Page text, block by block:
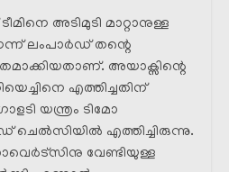
അടിമുടി മാറ്റാനുള്ള
ലംപാർഡ് തന്റെ
അയാക്സിന്റെ
എത്തിച്ചതിന്
യന്ത്രം ടിമോ
എത്തിച്ചിരുന്നു.
വേണ്ടിയുള്ള